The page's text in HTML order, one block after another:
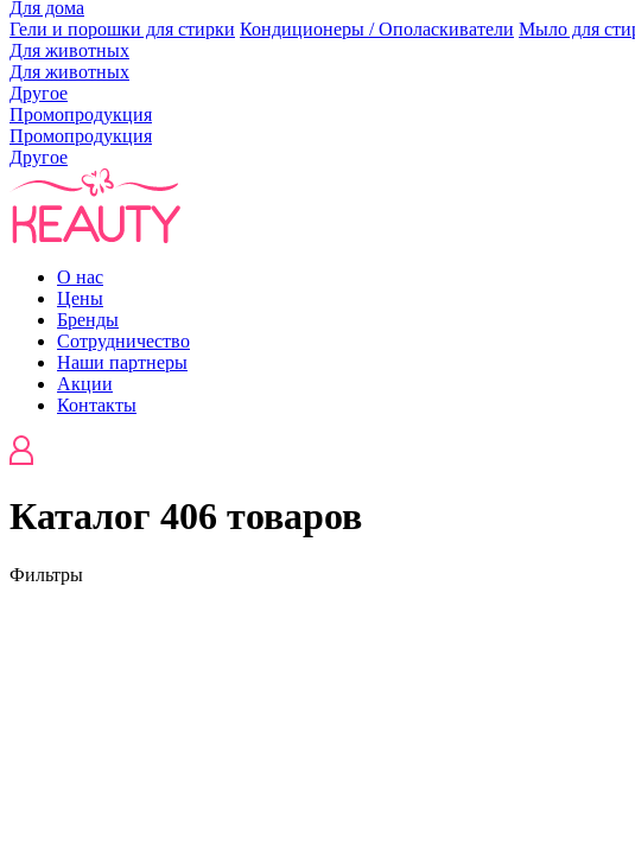
Для дома
Гели и порошки для стирки Кондиционеры / Ополаскиватели Мыло для
Для животных
Для животных
Другое
Промопродукция
Промопродукция
Другое
О нас
Цены
Бренды
Сотрудничество
Наши партнеры
Акции
Контакты
Каталог 406 товаров
Фильтры